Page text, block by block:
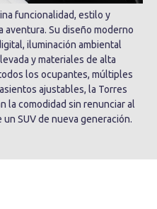
funcionalidad, estilo y
aventura. Su diseño moderno
iluminación ambiental
y materiales de alta
los ocupantes, múltiples
ajustables, la Torres
la comodidad sin renunciar al
SUV de nueva generación.